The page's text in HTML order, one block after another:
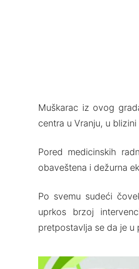
Muškarac iz ovog
centra u Vranju, u
Pored medicinskih
obaveštena i dežurna
Po svemu sudeći
uprkos brzoj
pretpostavlјa se da je